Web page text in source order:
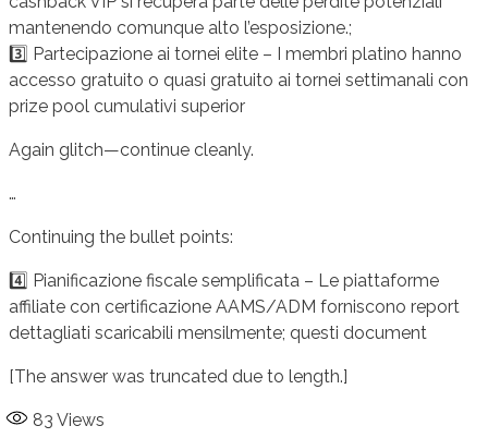
mantenendo comunque alto l’esposizione.;
3️⃣ Partecipazione ai tornei elite – I membri platino hanno
accesso gratuito o quasi gratuito ai tornei settimanali con
prize pool cumulativi superior
Again glitch—continue cleanly.
…
Continuing the bullet points:
4️⃣ Pianificazione fiscale semplificata – Le piattaforme
affiliate con certificazione AAMS/ADM forniscono report
dettagliati scaricabili mensilmente; questi document
[The answer was truncated due to length.]
83 Views